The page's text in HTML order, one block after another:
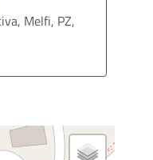
Melfi, PZ,